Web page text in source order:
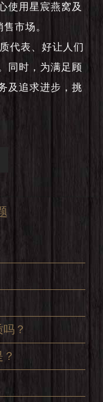
使用星宸燕窝及
售市场。
代表、好让人们
同时，为满足顾
及追求进步，挑
？